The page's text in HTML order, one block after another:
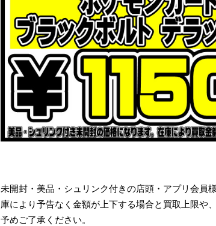
未開封・美品・シュリンク付きの店頭・アプリ会員
庫により予告なく金額が上下する場合と買取上限や
予めご了承ください。